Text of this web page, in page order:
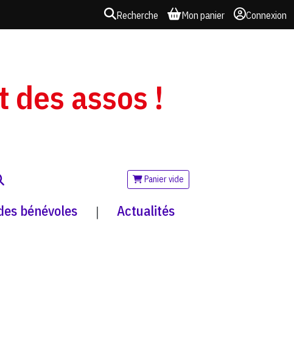
Recherche Mon panier Connexion
des assos !
Panier vide
bénévoles | Actualités